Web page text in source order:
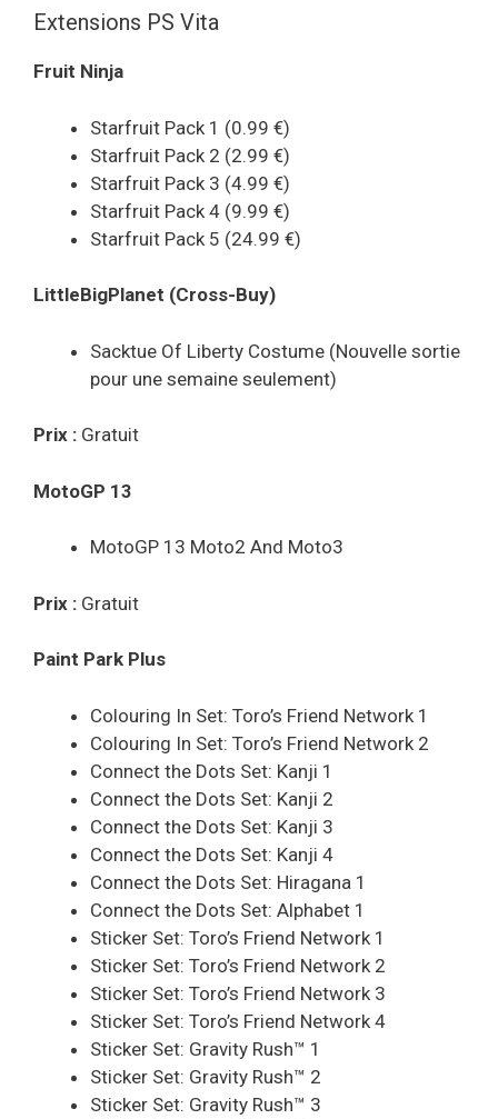
Extensions PS Vita
Fruit Ninja
Starfruit Pack 1 (0.99 €)
Starfruit Pack 2 (2.99 €)
Starfruit Pack 3 (4.99 €)
Starfruit Pack 4 (9.99 €)
Starfruit Pack 5 (24.99 €)
LittleBigPlanet (Cross-Buy)
Sacktue Of Liberty Costume (Nouvelle sortie
pour une semaine seulement)
Prix : Gratuit
MotoGP 13
MotoGP 13 Moto2 And Moto3
Prix : Gratuit
Paint Park Plus
Colouring In Set: Toro’s Friend Network 1
Colouring In Set: Toro’s Friend Network 2
Connect the Dots Set: Kanji 1
Connect the Dots Set: Kanji 2
Connect the Dots Set: Kanji 3
Connect the Dots Set: Kanji 4
Connect the Dots Set: Hiragana 1
Connect the Dots Set: Alphabet 1
Sticker Set: Toro’s Friend Network 1
Sticker Set: Toro’s Friend Network 2
Sticker Set: Toro’s Friend Network 3
Sticker Set: Toro’s Friend Network 4
Sticker Set: Gravity Rush™ 1
Sticker Set: Gravity Rush™ 2
Sticker Set: Gravity Rush™ 3